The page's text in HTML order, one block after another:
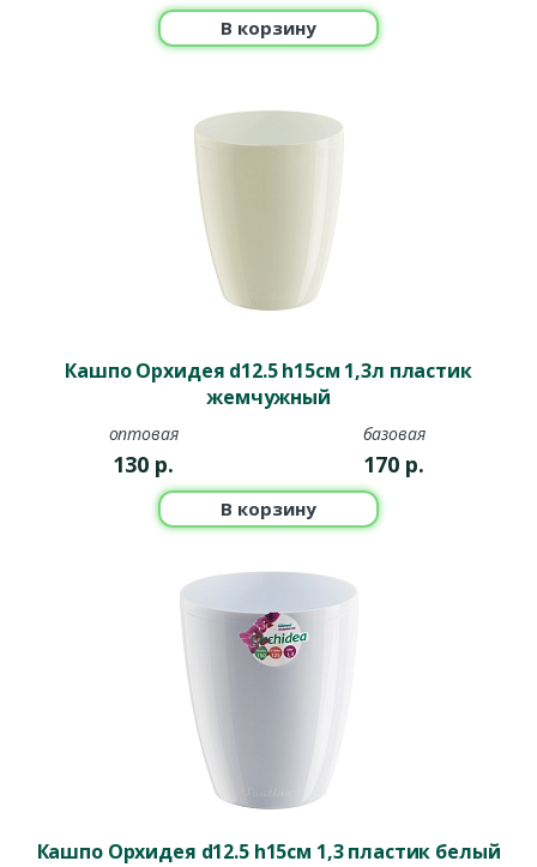
В корзину
Кашпо Орхидея d12.5 h15см 1,3л пластик
жемчужный
оптовая
130 р.
базовая
170 р.
В корзину
Кашпо Орхидея d12.5 h15см 1,3 пластик белый